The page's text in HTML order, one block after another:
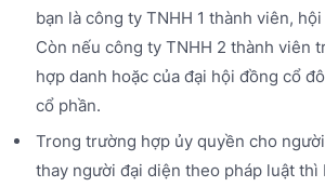
bạn là công ty TNHH 1 thành viên,
Còn nếu công ty TNHH 2 thành viên
hợp danh hoặc của đại hội đồng cổ
cổ phần.
Trong trường hợp ủy quyền cho
thay người đại diện theo pháp luật thì